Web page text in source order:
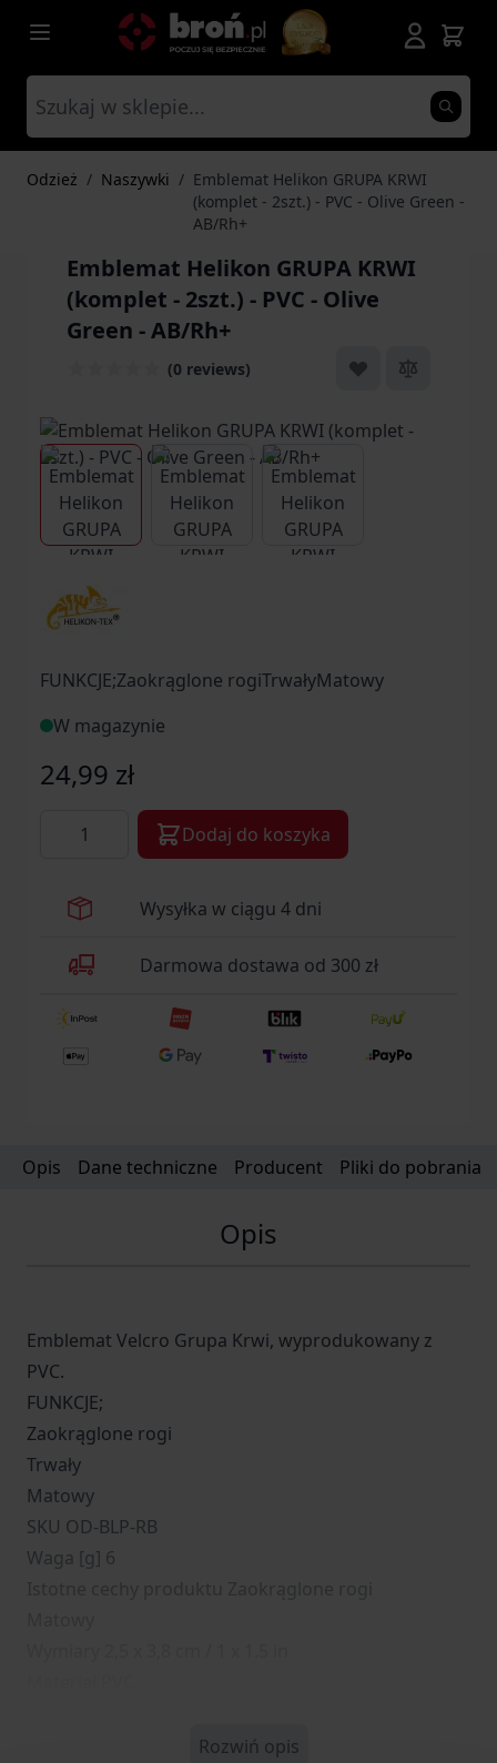
Przejdź do treści
Odzież / Naszywki / Emblemat Helikon GRUPA KRWI
(komplet - 2szt.) - PVC - Olive Green -
AB/Rh+
Emblemat Helikon GRUPA KRWI
(komplet - 2szt.) - PVC - Olive
Green - AB/Rh+
(0 reviews)
View larger imageView larger imageView larger image
FUNKCJE;Zaokrąglone rogiTrwałyMatowy
W magazynie
24,99 zł
Dodaj do koszyka
Wysyłka w ciągu 4 dni
Darmowa dostawa od 300 zł
Opis Dane techniczne Producent Pliki do pobrania
Opis
Emblemat Velcro Grupa Krwi, wyprodukowany z
PVC.
FUNKCJE;
Zaokrąglone rogi
Trwały
Matowy
SKU OD-BLP-RB
Waga [g] 6
Rozwiń opis